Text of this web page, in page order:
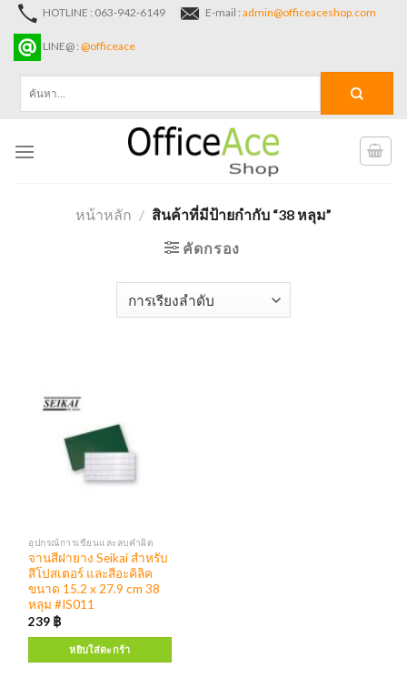
Skip
content
HOTLINE : 063-942-6149 E-mail : admin@officeaceshop.com
LINE@ : @officeace
หน้าหลัก / สินค้าที่มีป้ายกำกับ “38 หลุม”
คัดกรอง
อุปกรณ์การเขียนและลบคำผิด
จานสีฝายาง Seikai สำหรับ
สีโปสเตอร์ และสีอะคิลิค
ขนาด 15.2 x 27.9 cm 38
หลุม #IS011
239 ฿
หยิบใส่ตะกร้า